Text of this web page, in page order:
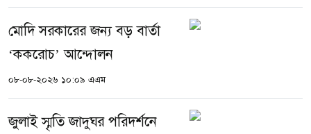
মোদি সরকারের জন্য বড় বার্তা
‘ককরোচ’ আন্দোলন
০৮-০৮-২০২৬ ১০:০৯ এএম
জুলাই স্মৃতি জাদুঘর পরিদর্শনে